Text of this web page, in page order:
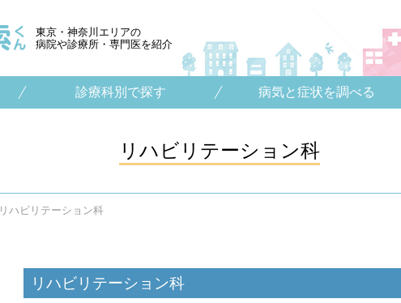
東京・神奈川エリアの
病院や診療所・専門医を紹介
診療科別で探す 病気と症状を調べる
リハビリテーション科
リハビリテーション科
リハビリテーション科